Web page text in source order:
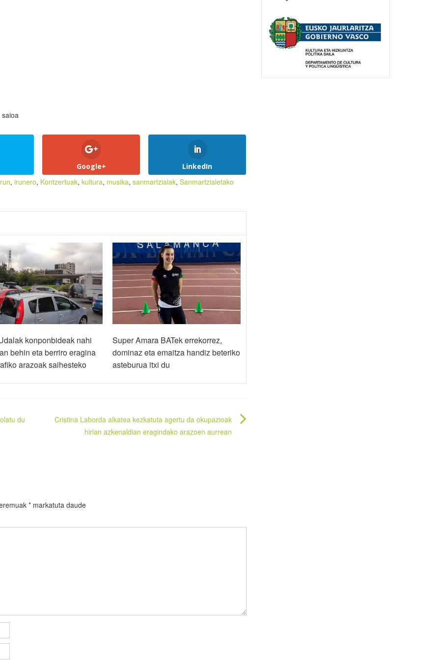
saioa
Google+ LinkedIn
, irunero, Kontzertuak, kultura, musika, sanmartzialak, Sanmartzialetako
konponbideak nahi
behin eta berriro eragina
arazoak saihesteko
Super Amara BATek errekorrez,
dominaz eta emaitza handiz beteriko
asteburua itxi du
du
Cristina Laborda alkatea kezkatuta agertu da okupazioak
hirian azkenaldian eragindako arazoen aurrean
* markatuta daude